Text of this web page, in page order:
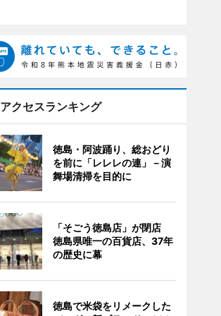
アクセスランキング
徳島・阿波踊り、総おどり
を前に「レレレの連」－演
舞場清掃を目的に
「そごう徳島店」が閉店
徳島県唯一の百貨店、37年
の歴史に幕
徳島で米袋をリメークした